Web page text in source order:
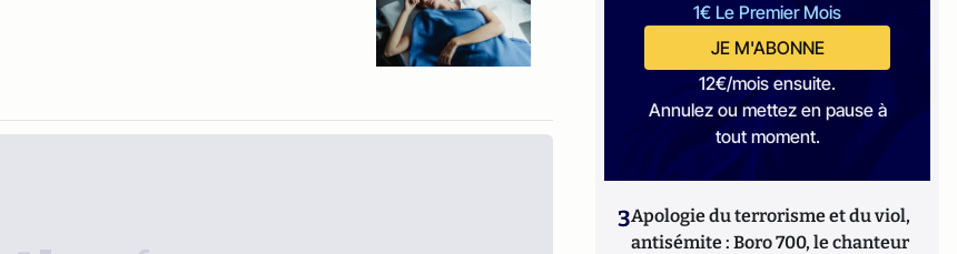
1€ Le Premier Mois
JE M'ABONNE
12€/mois ensuite.
Annulez ou mettez en pause à
tout moment.
3Apologie du terrorisme et du viol,
antisémite : Boro 700, le chanteur